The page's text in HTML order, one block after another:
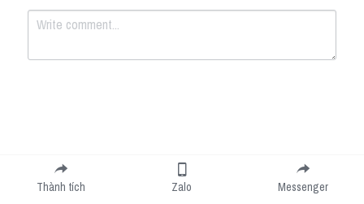
Submit
Thành tích Zalo Messenger